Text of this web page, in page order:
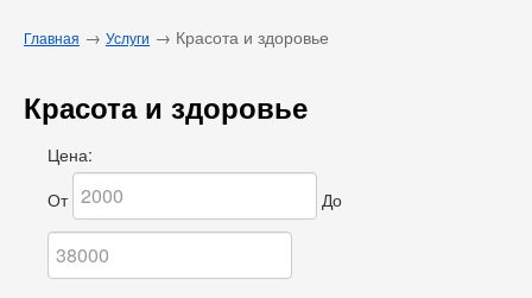
Главная → Услуги → Красота и здоровье
Красота и здоровье
Цена:
От
До